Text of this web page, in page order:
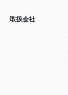
取扱会社